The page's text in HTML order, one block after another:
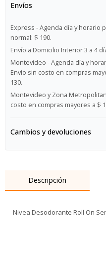
Envíos
Express - Agenda día y horario
normal: $ 190.
Envío a Domicilio Interior 3 a 4
Montevideo - Agenda día y
Envío sin costo en compras
130.
Montevideo y Zona
costo en compras mayores a $
Cambios y devoluciones
Descripción
Nivea Desodorante Roll On